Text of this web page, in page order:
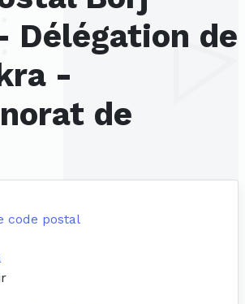
Délégation de
-
de
code postal